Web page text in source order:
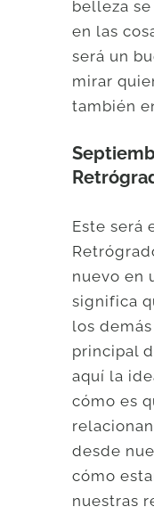
belleza
en las
será un
mirar
también
Este será
nuevo en
significa
los
principal
aquí la
cómo es
desde
cómo
nuestras